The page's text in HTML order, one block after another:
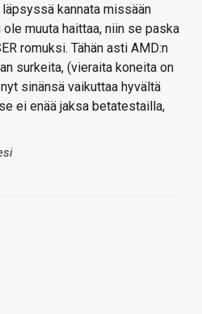
kannata missään
muuta haittaa, niin se paska
romuksi. Tähän asti AMD:n
surkeita, (vieraita koneita on
sinänsä vaikuttaa hyvältä
ei enää jaksa betatestailla,